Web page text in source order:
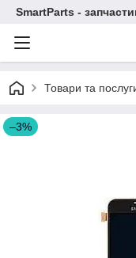
SmartParts -
Товари та
–3%